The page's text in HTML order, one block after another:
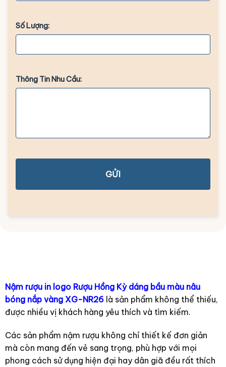
Số Lượng:
Thông Tin Nhu Cầu:
GỬI
Nậm rượu in logo Rượu Hồng Kỳ dáng bầu màu nâu
bóng nắp vàng XG-NR26là sản phẩm không thể thiếu,
được nhiều vị khách hàng yêu thích và tìm kiếm.
Các sản phẩm nậm rượu không chỉ thiết kế đơn giản
mà còn mang đến vẻ sang trọng, phù hợp với mọi
phong cách sử dụng hiện đại hay dân giã đều rất thích